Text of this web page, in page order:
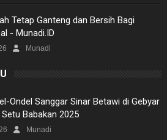
Tetap Ganteng dan Bersih Bagi
- Munadi.ID
Munadi
Ondel Sanggar Sinar Betawi di Gebyar
Babakan 2025
Munadi